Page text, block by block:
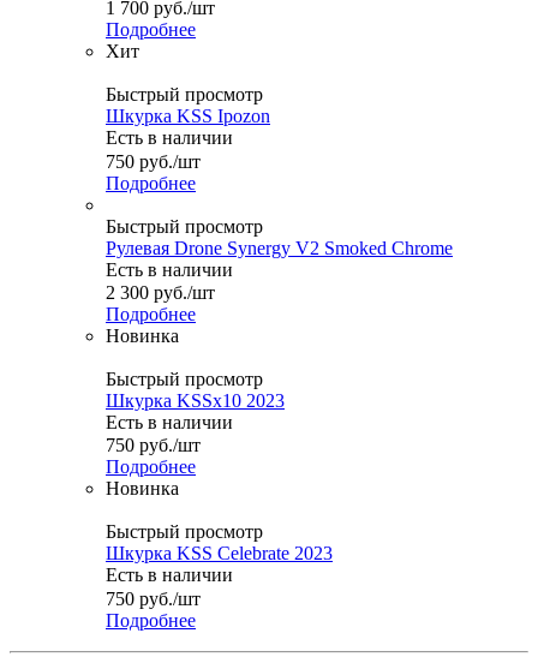
1 700 руб./шт
Подробнее
Хит
Быстрый просмотр
Шкурка KSS Ipozon
Есть в наличии
750 руб./шт
Подробнее
Быстрый просмотр
Рулевая Drone Synergy V2 Smoked Chrome
Есть в наличии
2 300 руб./шт
Подробнее
Новинка
Быстрый просмотр
Шкурка KSSx10 2023
Есть в наличии
750 руб./шт
Подробнее
Новинка
Быстрый просмотр
Шкурка KSS Celebrate 2023
Есть в наличии
750 руб./шт
Подробнее